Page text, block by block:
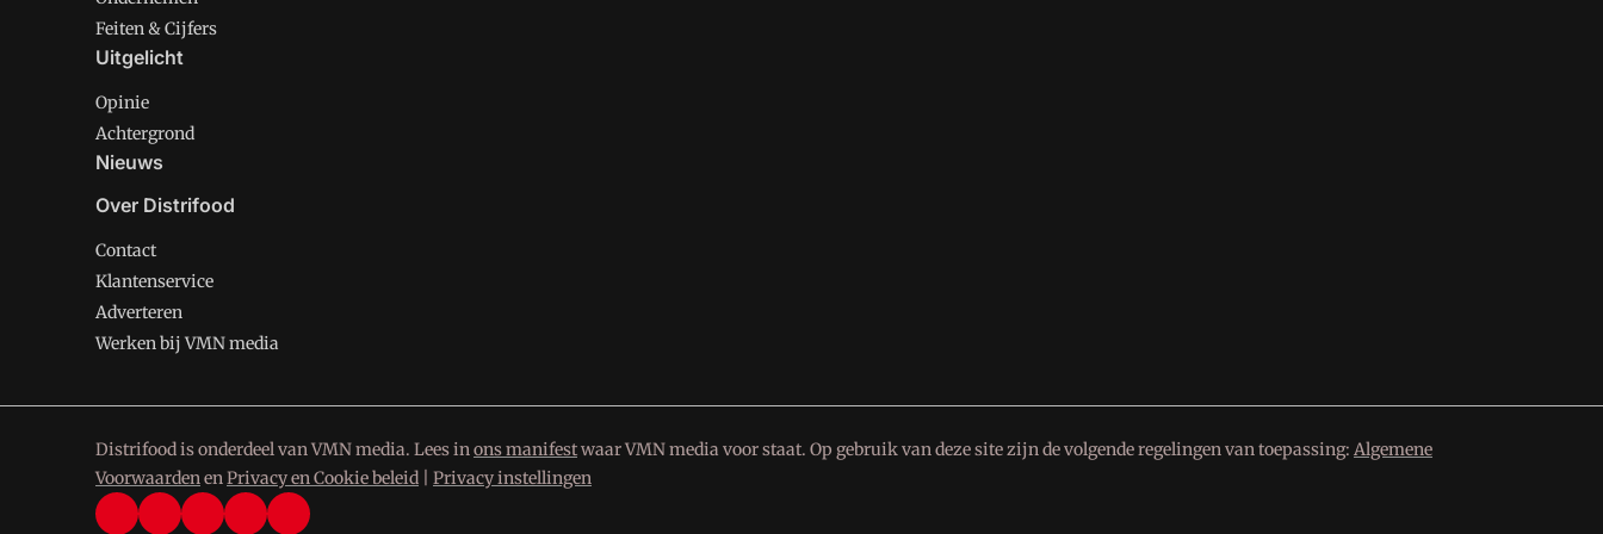
Feiten & Cijfers
Uitgelicht
Opinie
Achtergrond
Nieuws
Over Distrifood
Contact
Klantenservice
Adverteren
Werken bij VMN media
Distrifood is onderdeel van VMN media. Lees inons manifestwaar VMN media voor staat. Op gebruik van deze site zijn de volgende regelingen van toepassing: Algemene
VoorwaardenenPrivacy en Cookie beleid Privacy instellingen